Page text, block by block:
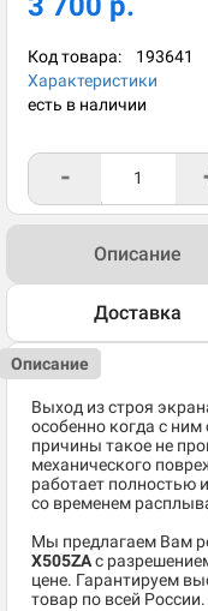
Код товара: 193641
Характеристики
есть в наличии
-
Описание
Доставка
Описание
Выход из строя
особенно когда с
причины такое не
механического
работает полностью
со временем
Мы предлагаем Вам
X505ZAc
цене. Гарантируем
товар по всей России.